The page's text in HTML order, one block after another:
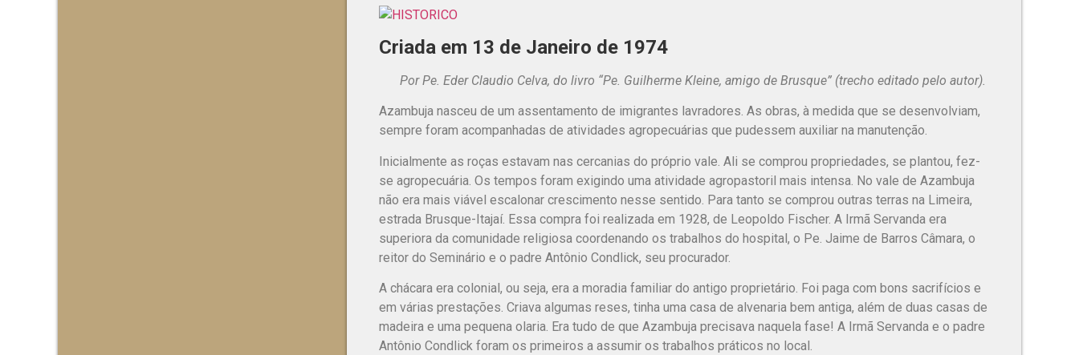
Criada em 13 de Janeiro de 1974
Por Pe. Eder Claudio Celva, do livro “Pe. Guilherme Kleine, amigo de Brusque” (trecho editado pelo autor).
Azambuja nasceu de um assentamento de imigrantes lavradores. As obras, à medida que se desenvolviam,
sempre foram acompanhadas de atividades agropecuárias que pudessem auxiliar na manutenção.
Inicialmente as roças estavam nas cercanias do próprio vale. Ali se comprou propriedades, se plantou, fez-
se agropecuária. Os tempos foram exigindo uma atividade agropastoril mais intensa. No vale de Azambuja
não era mais viável escalonar crescimento nesse sentido. Para tanto se comprou outras terras na Limeira,
estrada Brusque-Itajaí. Essa compra foi realizada em 1928, de Leopoldo Fischer. A Irmã Servanda era
superiora da comunidade religiosa coordenando os trabalhos do hospital, o Pe. Jaime de Barros Câmara, o
reitor do Seminário e o padre Antônio Condlick, seu procurador.
A chácara era colonial, ou seja, era a moradia familiar do antigo proprietário. Foi paga com bons sacrifícios e
em várias prestações. Criava algumas reses, tinha uma casa de alvenaria bem antiga, além de duas casas de
madeira e uma pequena olaria. Era tudo de que Azambuja precisava naquela fase! A Irmã Servanda e o padre
Antônio Condlick foram os primeiros a assumir os trabalhos práticos no local.